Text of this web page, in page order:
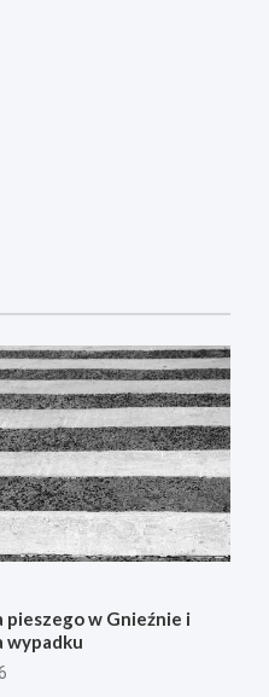
pieszego w Gnieźnie i
wypadku